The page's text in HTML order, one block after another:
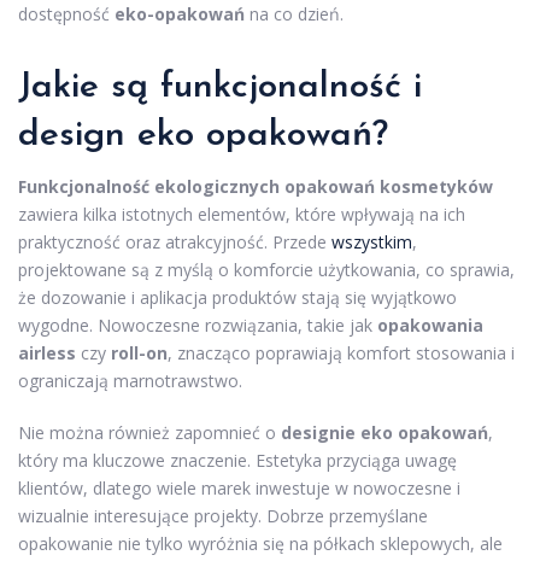
dostępność eko-opakowań na co dzień.
Jakie są funkcjonalność i
design eko opakowań?
Funkcjonalność ekologicznych opakowań kosmetyków
zawiera kilka istotnych elementów, które wpływają na ich
praktyczność oraz atrakcyjność. Przede wszystkim,
projektowane są z myślą o komforcie użytkowania, co sprawia,
że dozowanie i aplikacja produktów stają się wyjątkowo
wygodne. Nowoczesne rozwiązania, takie jak opakowania
airless czy roll-on, znacząco poprawiają komfort stosowania i
ograniczają marnotrawstwo.
Nie można również zapomnieć o designie eko opakowań,
który ma kluczowe znaczenie. Estetyka przyciąga uwagę
klientów, dlatego wiele marek inwestuje w nowoczesne i
wizualnie interesujące projekty. Dobrze przemyślane
opakowanie nie tylko wyróżnia się na półkach sklepowych, ale